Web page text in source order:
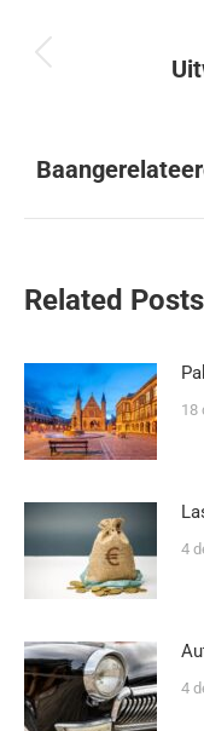
Related Posts
18
4
4